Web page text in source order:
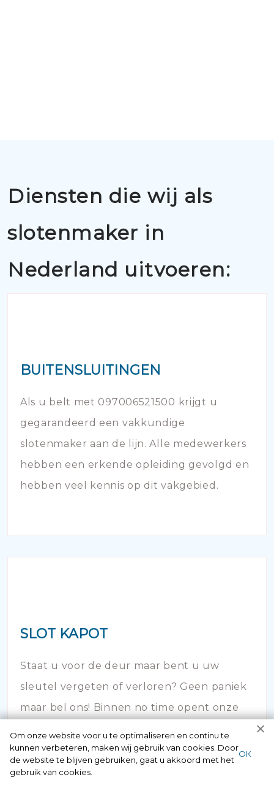
Diensten die wij als
slotenmaker in
Nederland uitvoeren:
BUITENSLUITINGEN
Als u belt met 097006521500 krijgt u
gegarandeerd een vakkundige
slotenmaker aan de lijn. Alle medewerkers
hebben een erkende opleiding gevolgd en
hebben veel kennis op dit vakgebied.
SLOT KAPOT
Staat u voor de deur maar bent u uw
sleutel vergeten of verloren? Geen paniek
maar bel ons! Binnen no time opent onze
huis in!
Om onze website voor u te optimaliseren en continu te
kunnen verbeteren, maken wij gebruik van cookies. Door
de website te blijven gebruiken, gaat u akkoord met het
gebruik van cookies.
ОК